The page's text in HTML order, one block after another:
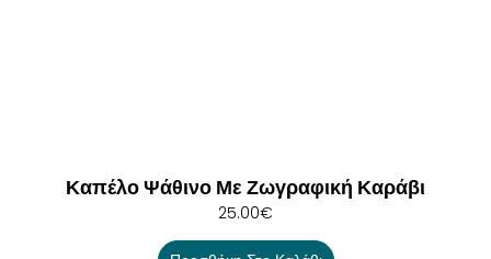
Καπέλο Ψάθινο Με Ζωγραφική Καράβι
25.00€